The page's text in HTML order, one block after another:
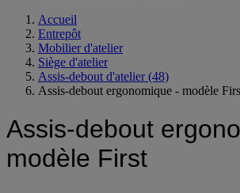
Accueil
Entrepôt
Mobilier d'atelier
Siège d'atelier
Assis-debout d'atelier (48)
Assis-debout ergonomique - modèle
Assis-debout
modèle First